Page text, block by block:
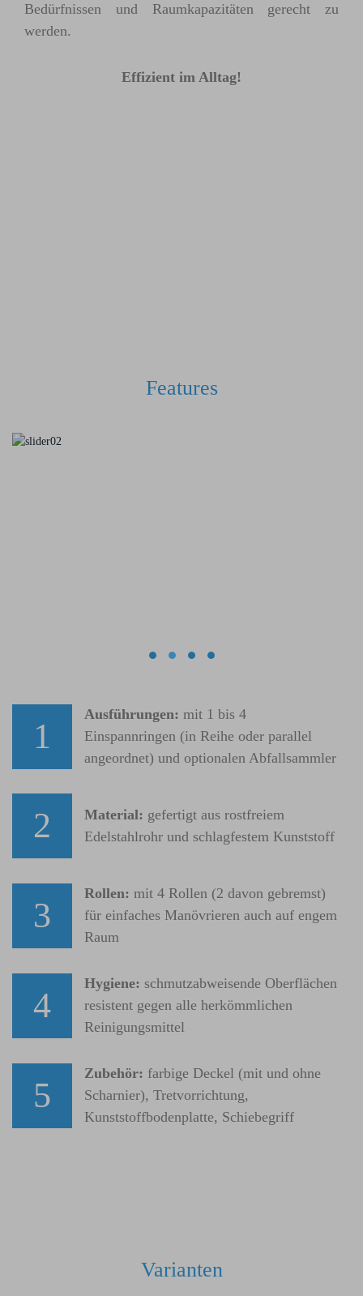
Bedürfnissen und Raumkapazitäten gerecht zu
werden.
Effizient im Alltag!
Features
slider01slider02
slider04slider03
1
Ausführungen: mit 1 bis 4
Einspannringen (in Reihe oder parallel
angeordnet) und optionalen Abfallsammler
2 Material: gefertigt aus rostfreiem
Edelstahlrohr und schlagfestem Kunststoff
3
Rollen: mit 4 Rollen (2 davon gebremst)
für einfaches Manövrieren auch auf engem
Raum
4
Hygiene: schmutzabweisende Oberflächen
resistent gegen alle herkömmlichen
Reinigungsmittel
5
Zubehör: farbige Deckel (mit und ohne
Scharnier), Tretvorrichtung,
Kunststoffbodenplatte, Schiebegriff
Varianten